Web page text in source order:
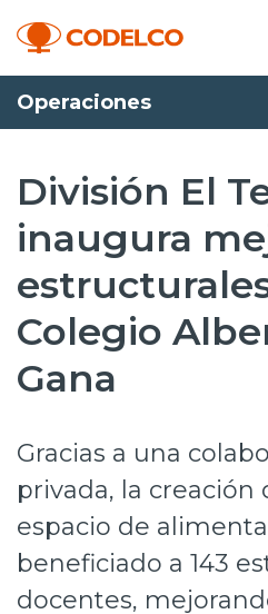
Transparencia activa
Nosotros
Operaciones
Proyectos
Sustentabilidad
Inversionistas
Prensa
Trabaja en Codelco
Operaciones
División El
inaugura
Colegio
Gana
Gracias a una
privada, la creación
espacio de
beneficiado a 143
docentes,